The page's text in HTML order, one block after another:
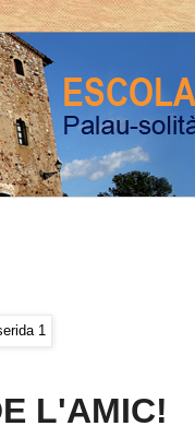
L'AMIC!